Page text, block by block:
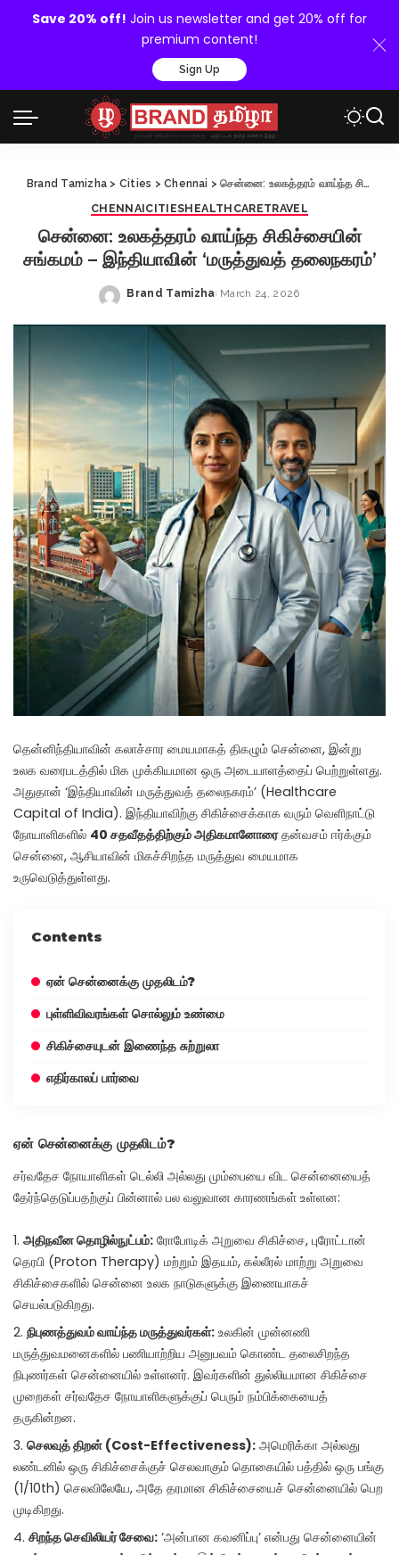
Save 20% off! Join us newsletter and get 20% off for
premium content!
Sign Up
Brand Tamizha > Cities >Chennai >சென்னை: உலகத்தரம் வாய்ந்த சிகிச்சையின் சங்கமம் – இந்தியாவின் ‘மருத்துவத் தலைநகரம்’
CHENNAICITIESHEALTHCARETRAVEL
சென்னை: உலகத்தரம் வாய்ந்த சிகிச்சையின்
சங்கமம் – இந்தியாவின் ‘மருத்துவத் தலைநகரம்’
Posted
Brand Tamizha March 24, 2026
தென்னிந்தியாவின் கலாச்சார மையமாகத் திகழும் சென்னை, இன்று
உலக வரைபடத்தில் மிக முக்கியமான ஒரு அடையாளத்தைப் பெற்றுள்ளது.
அதுதான் ‘இந்தியாவின் மருத்துவத் தலைநகரம்’ (Healthcare
Capital of India). இந்தியாவிற்கு சிகிச்சைக்காக வரும் வெளிநாட்டு
நோயாளிகளில் 40 சதவீதத்திற்கும் அதிகமானோரைதன்வசம் ஈர்க்கும்
சென்னை, ஆசியாவின் மிகச்சிறந்த மருத்துவ மையமாக
உருவெடுத்துள்ளது.
Contents
ஏன் சென்னைக்கு முதலிடம்?
புள்ளிவிவரங்கள் சொல்லும் உண்மை
சிகிச்சையுடன் இணைந்த சுற்றுலா
எதிர்காலப் பார்வை
ஏன் சென்னைக்கு முதலிடம்?
சர்வதேச நோயாளிகள் டெல்லி அல்லது மும்பையை விட சென்னையைத்
தேர்ந்தெடுப்பதற்குப் பின்னால் பல வலுவான காரணங்கள் உள்ளன:
அதிநவீன தொழில்நுட்பம்: ரோபோடிக் அறுவை சிகிச்சை, புரோட்டான்
தெரபி (Proton Therapy) மற்றும் இதயம், கல்லீரல் மாற்று அறுவை
சிகிச்சைகளில் சென்னை உலக நாடுகளுக்கு இணையாகச்
செயல்படுகிறது.
நிபுணத்துவம் வாய்ந்த மருத்துவர்கள்: உலகின் முன்னணி
மருத்துவமனைகளில் பணியாற்றிய அனுபவம் கொண்ட தலைசிறந்த
நிபுணர்கள் சென்னையில் உள்ளனர். இவர்களின் துல்லியமான சிகிச்சை
முறைகள் சர்வதேச நோயாளிகளுக்குப் பெரும் நம்பிக்கையைத்
தருகின்றன.
செலவுத் திறன் (Cost-Effectiveness): அமெரிக்கா அல்லது
லண்டனில் ஒரு சிகிச்சைக்குச் செலவாகும் தொகையில் பத்தில் ஒரு பங்கு
(1/10th) செலவிலேயே, அதே தரமான சிகிச்சையைச் சென்னையில் பெற
முடிகிறது.
சிறந்த செவிலியர் சேவை: ‘அன்பான கவனிப்பு’ என்பது சென்னையின்